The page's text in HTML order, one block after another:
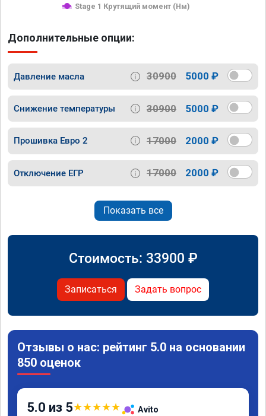
Stage 1 Крутящий момент (Нм)
Дополнительные опции:
Давление масла 30900 5000 ₽
Снижение температуры 30900 5000 ₽
Прошивка Евро 2 17000 2000 ₽
Отключение ЕГР 17000 2000 ₽
Показать все
Стоимость: 33900 ₽
Записаться Задать вопрос
Отзывы о нас: рейтинг 5.0 на основании
850 оценок
5.0 из 5★★★★★ Avito